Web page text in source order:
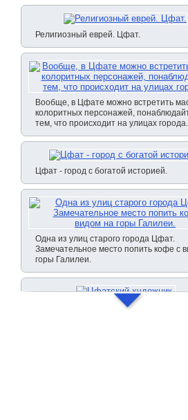
Религиозный еврей. Цфат.
Вообще, в Цфате можно встретить
колоритных персонажей,
тем, что происходит на улицах города.
Цфат - город с богатой историей.
Одна из улиц старого города Цфат.
Замечательное место попить кофе с
горы Галилеи.